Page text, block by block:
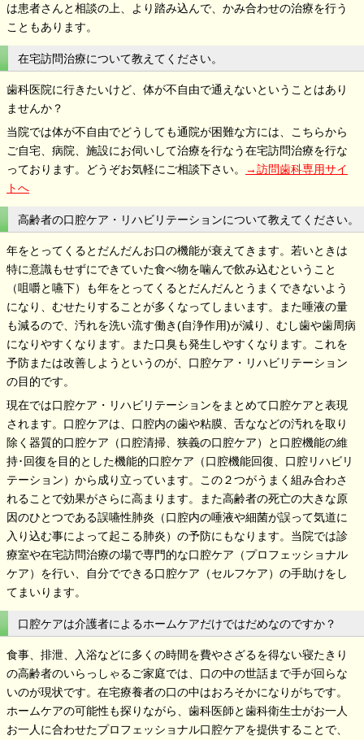
は患者さんと相談の上、より踏み込んで、かみ合わせの治療を行う
こともあります。
在宅訪問治療について教えてください。
歯科医院に行きたいけど、体が不自由で通えないということはあり
ませんか？
当院では体が不自由でどうしても通院が困難な方には、こちらから
ご自宅、病院、施設にお伺いして治療を行なう在宅訪問治療を行な
っております。どうぞお気軽にご相談下さい。
→訪問歯科専用サイ
トへ
高齢者の口腔ケア・リハビリテーションについて教えてください。
年をとってくるとだんだんお口の機能が衰えてきます。若いときは
特に意識もせずにできていた食べ物を噛んで飲み込むということ
（咀嚼と嚥下）も年をとってくるとだんだんとうまくできないよう
になり、むせたりすることが多くなってしまいます。また唾液の量
も減るので、汚れを洗い流す働き(自浄作用)が減り、むし歯や歯周病
になりやすくなります。また口臭も発生しやすくなります。これを
予防または改善しようというのが、口腔ケア・リハビリテーション
の目的です。
現在では口腔ケア・リハビリテーションをまとめて口腔ケアと表現
されます。口腔ケアは、口腔内の歯や粘膜、舌ななどの汚れを取り
除く器質的口腔ケア（口腔清掃、狭義の口腔ケア）と口腔機能の維
持･回復を目的とした機能的口腔ケア（口腔機能回復、口腔リハビリ
テーション）から成り立っています。この２つがうまく組み合わさ
れることで効果がさらに高まります。また高齢者の死亡の大きな原
因のひとつである誤嚥性肺炎（口腔内の唾液や細菌が誤って気道に
入り込む事によって起こる肺炎）の予防にもなります。当院では診
療室や在宅訪問治療の場で専門的な口腔ケア（プロフェッショナル
ケア）を行い、自分でできる口腔ケア（セルフケア）の手助けをし
てまいります。
口腔ケアは介護者によるホームケアだけではだめなのですか？
食事、排泄、入浴などに多くの時間を費やさざるを得ない寝たきり
の高齢者のいらっしゃるご家庭では、口の中の世話まで手が回らな
いのが現状です。在宅療養者の口の中はおろそかになりがちです。
ホームケアの可能性も探りながら、歯科医師と歯科衛生士がお一人
お一人に合わせたプロフェッショナル口腔ケアを提供することで、